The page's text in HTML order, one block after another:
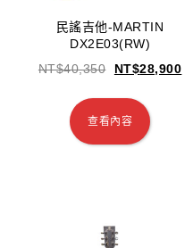
民謠吉他-MARTIN
DX2E03(RW)
NT$40,350 NT$28,900
查看內容